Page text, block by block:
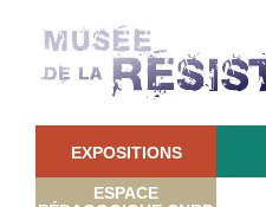
EXPOSITIONS
ESPACE